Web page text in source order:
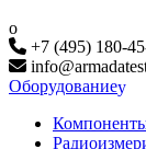
+7 (495) 180-
Оборудование